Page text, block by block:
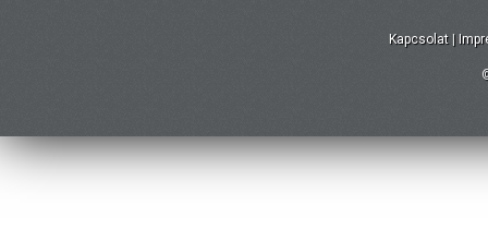
Kapcsolat |